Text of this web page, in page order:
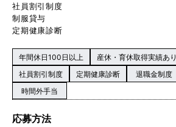
社員割引制度
制服貸与
定期健康診断
年間休日100日以上 産休・育休取得実績あり
社員割引制度
定期健康診断 退職金制度
時間外手当
応募方法